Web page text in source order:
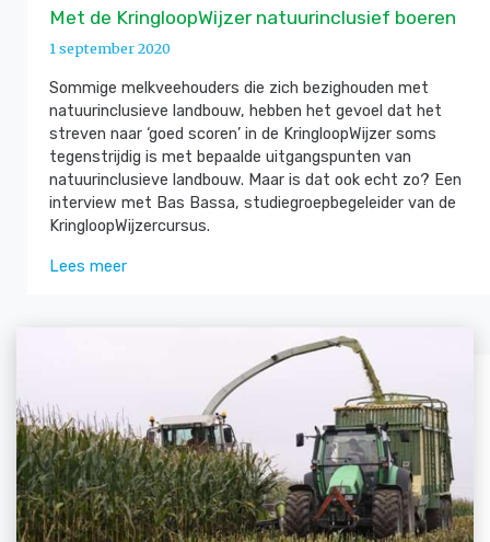
Met de KringloopWijzer natuurinclusief boeren
1 september 2020
Sommige melkveehouders die zich bezighouden met
natuurinclusieve landbouw, hebben het gevoel dat het
streven naar ‘goed scoren’ in de KringloopWijzer soms
tegenstrijdig is met bepaalde uitgangspunten van
natuurinclusieve landbouw. Maar is dat ook echt zo? Een
interview met Bas Bassa, studiegroepbegeleider van de
KringloopWijzercursus.
Lees meer